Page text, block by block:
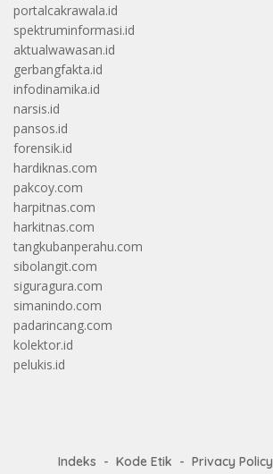
portalcakrawala.id
spektruminformasi.id
aktualwawasan.id
gerbangfakta.id
infodinamika.id
narsis.id
pansos.id
forensik.id
hardiknas.com
pakcoy.com
harpitnas.com
harkitnas.com
tangkubanperahu.com
sibolangit.com
siguragura.com
simanindo.com
padarincang.com
kolektor.id
pelukis.id
Indeks Kode Etik Privacy Policy